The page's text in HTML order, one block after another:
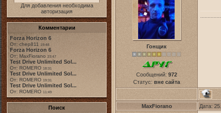
Для добавления необходима
авторизация
Комментарии
Forza Horizon 6
От: chep811 19:48
Forza Horizon 6
От: MaxFiorano 23:47
Test Drive Unlimited Sol...
От: ROMERO 18:31
Test Drive Unlimited Sol...
От: ROMERO 19:31
Test Drive Unlimited Sol...
От: ROMERO 11:49
Поиск
Гонщик
Сообщений: 972
Статус: вне сайта
MaxFiorano Дата: